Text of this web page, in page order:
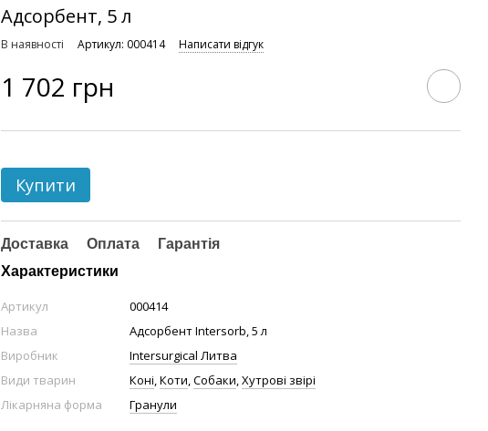
Адсорбент, 5 л
В наявності Артикул: 000414 Написати відгук
1 702 грн
Купити
Доставка Оплата
Гарантія
Характеристики
Артикул
000414
Назва
Адсорбент Intersorb, 5 л
Виробник
Intersurgical Литва
Види тварин
Коні,Коти,Собаки,Хутрові звірі
Лікарняна форма
Гранули